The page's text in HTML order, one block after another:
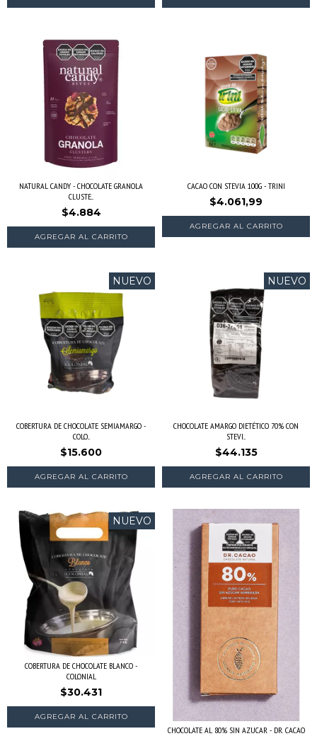
NATURAL CANDY - CHOCOLATE GRANOLA
CLUSTE...
$4.884
CACAO CON STEVIA 100G - TRINI
$4.061,99
NUEVO
COBERTURA DE CHOCOLATE SEMIAMARGO -
COLO...
$15.600
NUEVO
CHOCOLATE AMARGO DIETÉTICO 70% CON
STEVI...
$44.135
NUEVO
COBERTURA DE CHOCOLATE BLANCO -
COLONIAL
$30.431
CHOCOLATE AL 80% SIN AZUCAR - DR. CACAO